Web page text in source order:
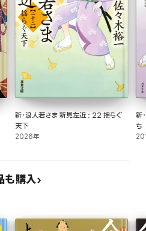
新・浪人若さま 新見左近 : 22 揺らぐ
天下
2026年
新
ち
も購入